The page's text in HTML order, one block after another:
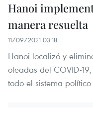
Hanoi
manera resuelta
11/09/2021 03:18
Hanoi localizó y
oleadas del COVID-
todo el sistema